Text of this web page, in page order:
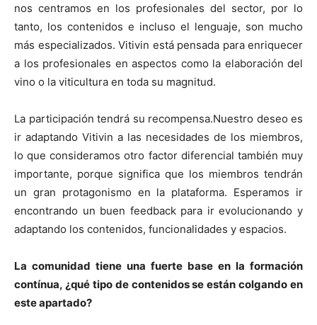
nos centramos en los profesionales del sector, por lo
tanto, los contenidos e incluso el lenguaje, son mucho
más especializados. Vitivin está pensada para enriquecer
a los profesionales en aspectos como la elaboración del
vino o la viticultura en toda su magnitud.
La participación tendrá su recompensa.Nuestro deseo es
ir adaptando Vitivin a las necesidades de los miembros,
lo que consideramos otro factor diferencial también muy
importante, porque significa que los miembros tendrán
un gran protagonismo en la plataforma. Esperamos ir
encontrando un buen feedback para ir evolucionando y
adaptando los contenidos, funcionalidades y espacios.
La comunidad tiene una fuerte base en la formación
contínua, ¿qué tipo de contenidos se están colgando en
este apartado?